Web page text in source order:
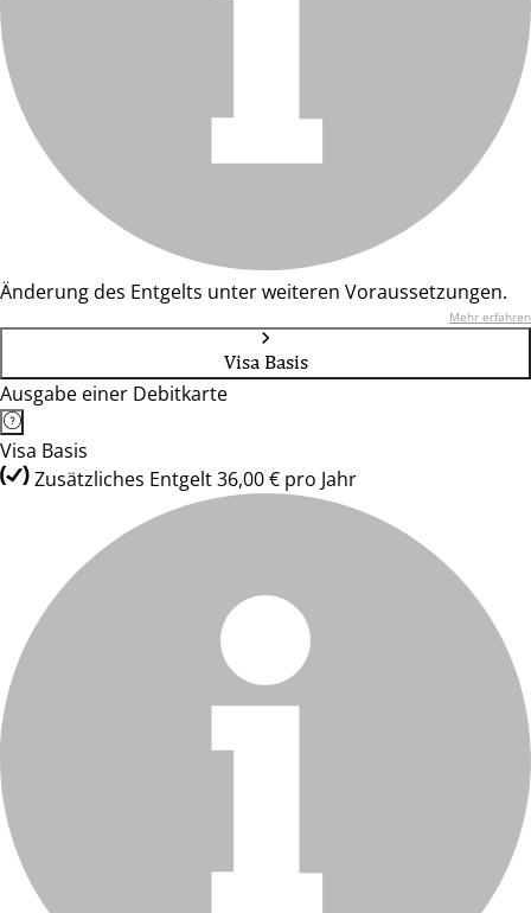
Änderung des Entgelts unter weiteren Voraussetzungen.
Mehr erfahren
Visa Basis
Ausgabe einer Debitkarte
Visa Basis
Zusätzliches Entgelt 36,00 € pro Jahr